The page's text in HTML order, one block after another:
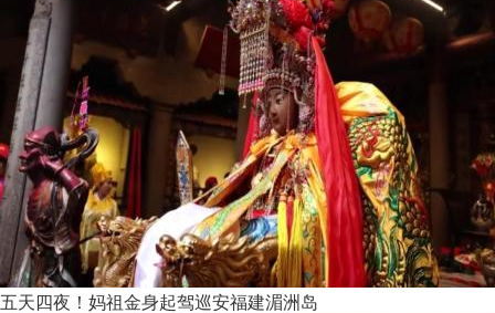
五天四夜！妈祖金身起驾巡安福建湄洲岛